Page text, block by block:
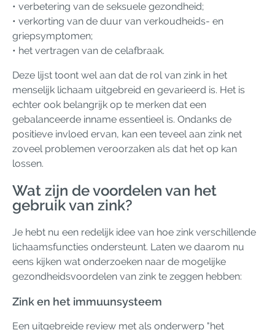
• verbetering van de seksuele gezondheid;
• verkorting van de duur van verkoudheids- en
griepsymptomen;
• het vertragen van de celafbraak.
Deze lijst toont wel aan dat de rol van zink in het
menselijk lichaam uitgebreid en gevarieerd is. Het is
echter ook belangrijk op te merken dat een
gebalanceerde inname essentieel is. Ondanks de
positieve invloed ervan, kan een teveel aan zink net
zoveel problemen veroorzaken als dat het op kan
lossen.
Wat zijn de voordelen van het
gebruik van zink?
Je hebt nu een redelijk idee van hoe zink verschillende
lichaamsfuncties ondersteunt. Laten we daarom nu
eens kijken wat onderzoeken naar de mogelijke
gezondheidsvoordelen van zink te zeggen hebben:
Zink en het immuunsysteem
Een uitgebreide review met als onderwerp "het